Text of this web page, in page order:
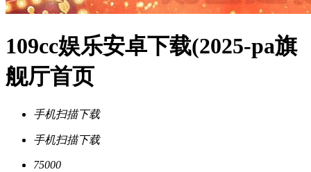
109cc娱乐安卓下载(2025-pa旗
舰厅首页
手机扫描下载
手机扫描下载
75000